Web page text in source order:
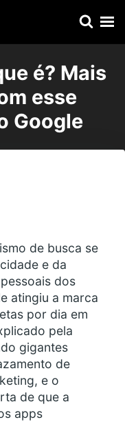
é? Mais
esse
Google
de busca se
e da
dos
atingiu a marca
por dia em
pela
gigantes
de
e o
de que a
apps